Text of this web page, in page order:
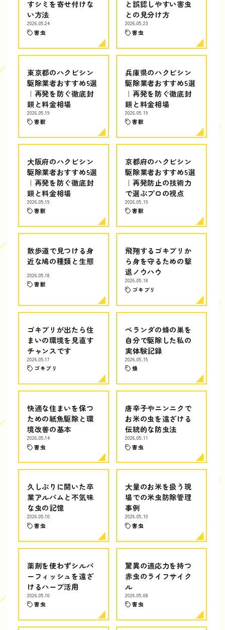
すシミを寄せ付けな
い方法
2026.05.24
害虫
と誤認しやすい害虫
との見分け方
2026.05.23
害虫
東京都のハクビシン
駆除業者おすすめ5選
｜再発を防ぐ徹底封
鎖と料金相場
2026.05.19
害獣
兵庫県のハクビシン
駆除業者おすすめ5選
｜再発を防ぐ徹底封
鎖と料金相場
2026.05.19
害獣
大阪府のハクビシン
駆除業者おすすめ5選
｜再発を防ぐ徹底封
鎖と料金相場
2026.05.19
害獣
京都府のハクビシン
駆除業者おすすめ5選
｜再発防止の技術力
で選ぶプロの視点
2026.05.19
害獣
散歩道で見つける身
近な鳩の種類と生態
2026.05.18
害獣
飛翔するゴキブリか
ら身を守るための撃
退ノウハウ
2026.05.18
ゴキブリ
ゴキブリが出たら住
まいの環境を見直す
チャンスです
2026.05.17
ゴキブリ
ベランダの蜂の巣を
自分で駆除した私の
実体験記録
2026.05.15
蜂
快適な住まいを保つ
ための紙魚駆除と環
境改善の基本
2026.05.14
害虫
唐辛子やニンニクで
お米の虫を遠ざける
伝統的な防虫法
2026.05.11
害虫
久しぶりに開いた卒
業アルバムと不気味
な虫の記憶
2026.05.10
害虫
大量のお米を扱う現
場での米虫防除管理
事例
2026.05.10
害虫
薬剤を使わずシルバ
ーフィッシュを遠ざ
けるハーブ活用
2026.05.10
害虫
驚異の適応力を持つ
赤虫のライフサイク
ル
2026.05.08
害虫